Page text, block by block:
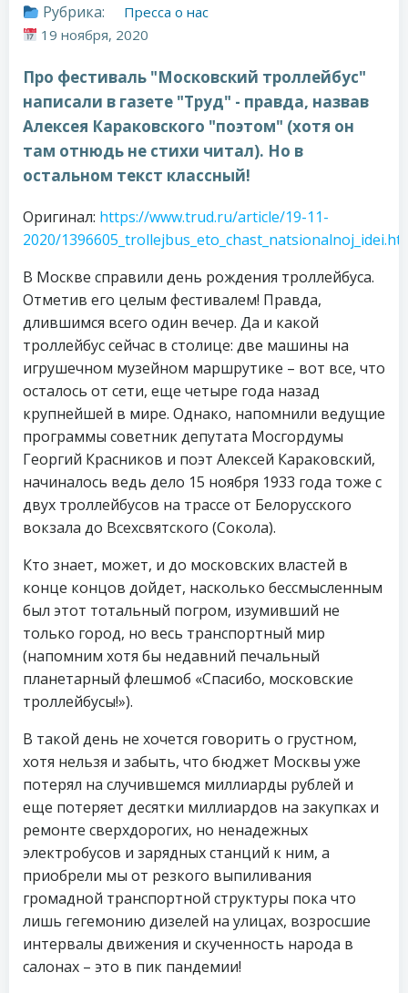
Рубрика:
Пресса о нас
19 ноября, 2020
Про фестиваль "Московский троллейбус"
написали в газете "Труд" - правда, назвав
Алексея Караковского "поэтом" (хотя он
там отнюдь не стихи читал). Но в
остальном текст классный!
Оригинал: https://www.trud.ru/article/19-11-
2020/
В Москве справили день рождения троллейбуса.
Отметив его целым фестивалем! Правда,
длившимся всего один вечер. Да и какой
троллейбус сейчас в столице: две машины на
игрушечном музейном маршрутике – вот все, что
осталось от сети, еще четыре года назад
крупнейшей в мире. Однако, напомнили ведущие
программы советник депутата Мосгордумы
Георгий Красников и поэт Алексей Караковский,
начиналось ведь дело 15 ноября 1933 года тоже с
двух троллейбусов на трассе от Белорусского
вокзала до Всехсвятского (Сокола).
Кто знает, может, и до московских властей в
конце концов дойдет, насколько бессмысленным
был этот тотальный погром, изумивший не
только город, но весь транспортный мир
(напомним хотя бы недавний печальный
планетарный флешмоб «Спасибо, московские
троллейбусы!»).
В такой день не хочется говорить о грустном,
хотя нельзя и забыть, что бюджет Москвы уже
потерял на случившемся миллиарды рублей и
еще потеряет десятки миллиардов на закупках и
ремонте сверхдорогих, но ненадежных
электробусов и зарядных станций к ним, а
приобрели мы от резкого выпиливания
громадной транспортной структуры пока что
лишь гегемонию дизелей на улицах, возросшие
интервалы движения и скученность народа в
салонах – это в пик пандемии!